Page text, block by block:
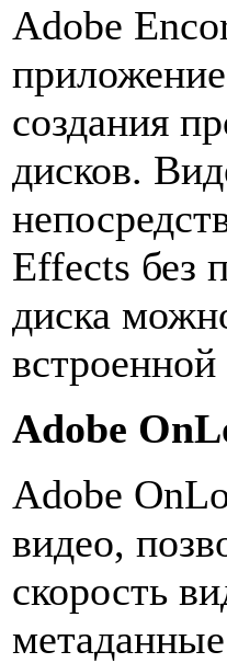
Adobe
создания
дисков.
Effects без
диска
Adobe
Adobe
видео,
скорость